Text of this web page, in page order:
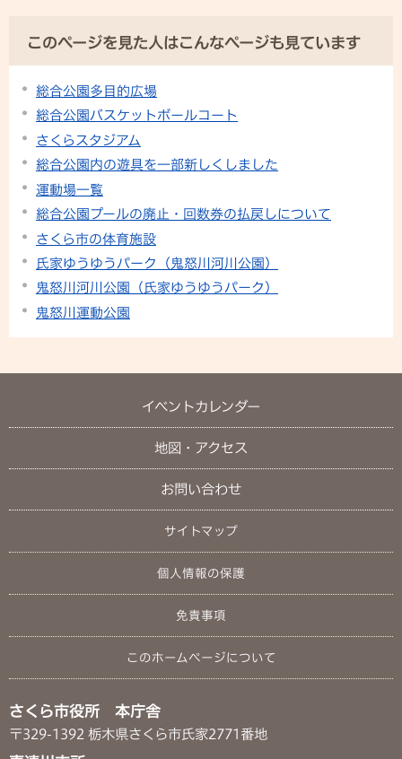
このページを見た人はこんなページも見ています
総合公園多目的広場
総合公園バスケットボールコート
さくらスタジアム
総合公園内の遊具を一部新しくしました
運動場一覧
総合公園プールの廃止・回数券の払戻しについて
さくら市の体育施設
氏家ゆうゆうパーク（鬼怒川河川公園）
鬼怒川河川公園（氏家ゆうゆうパーク）
鬼怒川運動公園
イベントカレンダー
地図・アクセス
お問い合わせ
サイトマップ
個人情報の保護
免責事項
このホームページについて
さくら市役所 本庁舎
〒329-1392 栃木県さくら市氏家2771番地